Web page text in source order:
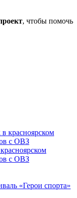
, чтобы помочь
с ОВЗ